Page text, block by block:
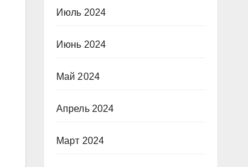
Июль 2024
Июнь 2024
Май 2024
Апрель 2024
Март 2024